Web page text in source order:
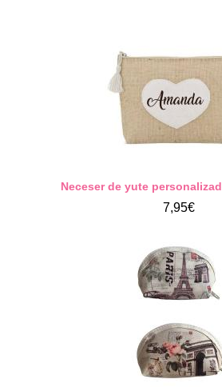
Neceser de yute
7,95€